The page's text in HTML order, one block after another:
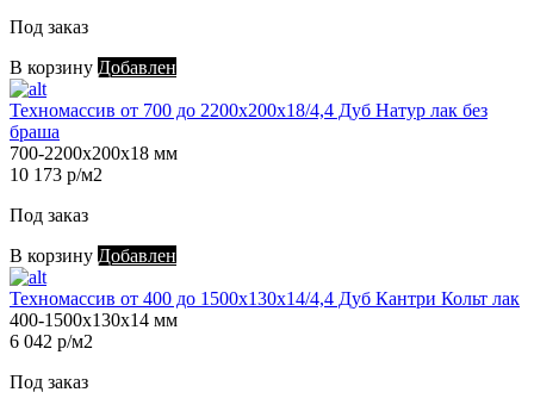
Под заказ
В корзину Добавлен
Техномассив от 700 до 2200х200х18/4,4 Дуб Натур лак без
браша
700-2200х200х18 мм
10 173 р/м2
Под заказ
В корзину Добавлен
Техномассив от 400 до 1500х130х14/4,4 Дуб Кантри Кольт лак
400-1500х130х14 мм
6 042 р/м2
Под заказ